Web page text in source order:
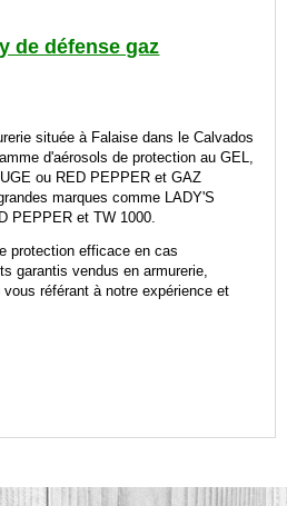
de défense gaz
située à Falaise dans le Calvados
d'aérosols de protection au GEL,
ou RED PEPPER et GAZ
marques comme LADY'S
PEPPER et TW 1000.
protection efficace en cas
garantis vendus en armurerie,
référant à notre expérience et